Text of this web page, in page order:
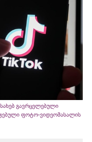
გავრცელებული
ფოტო-ვიდეომასალის